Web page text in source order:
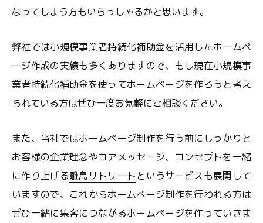
なってしまう方もいらっしゃるかと思います。
弊社では小規模事業者持続化補助金を活用したホームペ
ージ作成の実績も多くありますので、もし現在小規模事
業者持続化補助金を使ってホームページを作ろうと考え
られている方はぜひ一度お気軽にご相談ください。
また、当社ではホームページ制作を行う前にしっかりと
お客様の企業理念やコアメッセージ、コンセプトを一緒
に作り上げる離島リトリートというサービスも展開して
いますので、これからホームページ制作を行われる方は
ぜひ一緒に集客につながるホームページを作っていきま